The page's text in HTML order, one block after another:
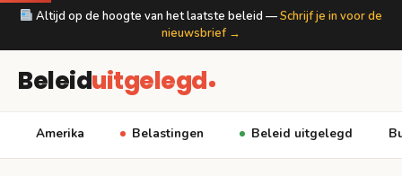
Altijd op de hoogte van het laatste beleid —Schrijf je in voor de
nieuwsbrief →
Beleiduitgelegd
Amerika Belastingen Beleid uitgelegd